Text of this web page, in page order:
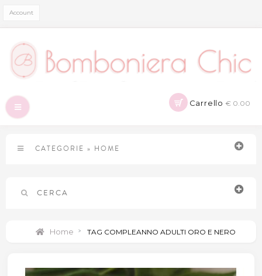
Account
Carrello € 0.00
Navigazione
Toggle
CATEGORIE » HOME
CERCA
Home > TAG COMPLEANNO ADULTI ORO E NERO